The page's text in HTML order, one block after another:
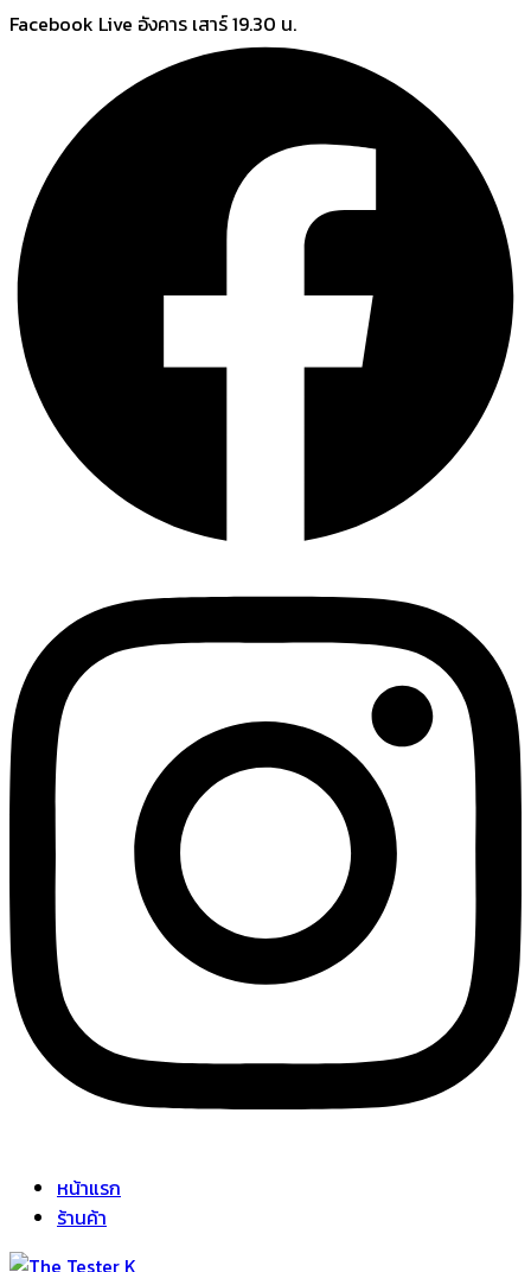
Skip
Facebook Live อังคาร เสาร์ 19.30 น.
หน้าแรก
ร้านค้า